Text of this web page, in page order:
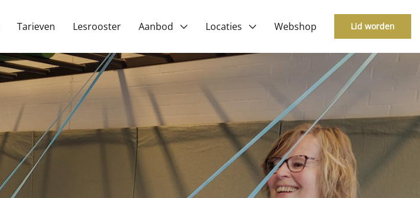
Tarieven Lesrooster Aanbod Locaties Webshop Lid worden